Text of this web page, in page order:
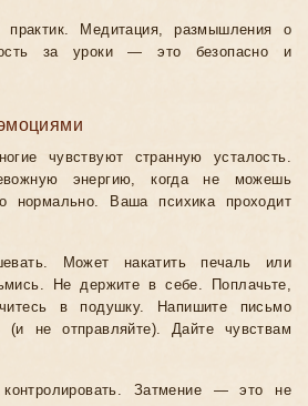
практик. Медитация, размышления о
за уроки — это безопасно и
чувствуют странную усталость.
энергию, когда не можешь
нормально. Ваша психика проходит
Может накатить печаль или
Не держите в себе. Поплачьте,
в подушку. Напишите письмо
(и не отправляйте). Дайте чувствам
Затмение — это не